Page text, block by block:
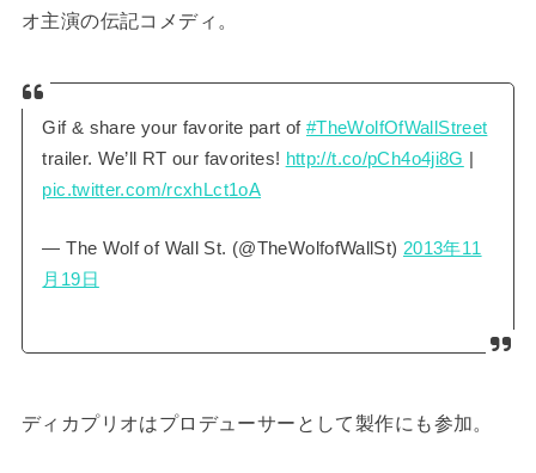
オ主演の伝記コメディ。
Gif & share your favorite part of #TheWolfOfWallStreet
trailer. We’ll RT our favorites! http://t.co/pCh4o4ji8G
pic.twitter.com/rcxhLct1oA
— The Wolf of Wall St. (@TheWolfofWallSt) 2013年11
月19日
ディカプリオはプロデューサーとして製作にも参加。